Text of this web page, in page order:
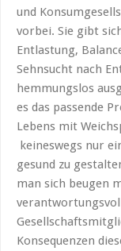
und
vorbei. Sie gibt
Entlastung,
Sehnsucht nach
hemmungslos
es das passende
Lebens mit
keineswegs nur
gesund zu
man sich beugen
Konsequenzen